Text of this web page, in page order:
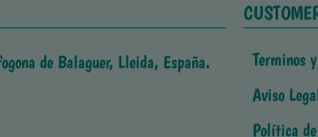
de Balaguer, Lleida, España.
Terminos
Aviso
Política